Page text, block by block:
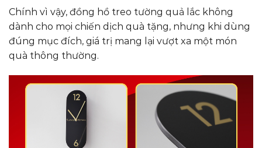
Chính vì vậy, đồng hồ treo tường quả lắc không
dành cho mọi chiến dịch quà tặng, nhưng khi dùng
đúng mục đích, giá trị mang lại vượt xa một món
quà thông thường.